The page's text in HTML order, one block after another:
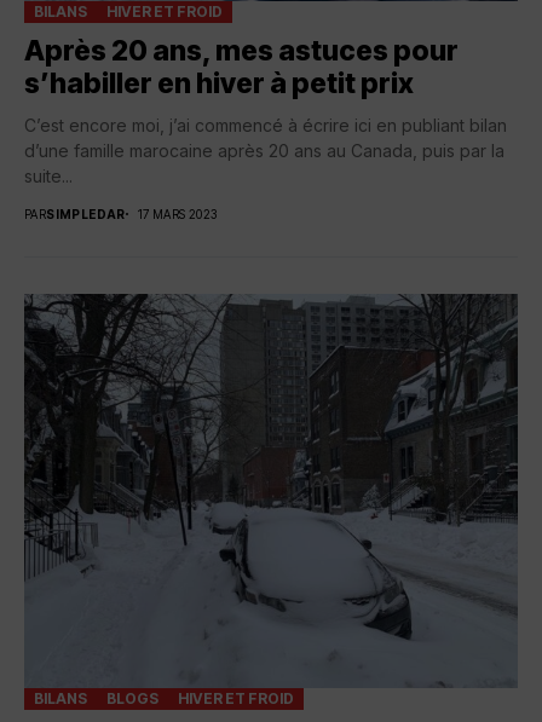
BILANS HIVER ET FROID
Après 20 ans, mes astuces pour
s’habiller en hiver à petit prix
C’est encore moi, j’ai commencé à écrire ici en publiant bilan
d’une famille marocaine après 20 ans au Canada, puis par la
suite...
PARSIMPLEDAR 17 MARS 2023
BILANS BLOGS HIVER ET FROID